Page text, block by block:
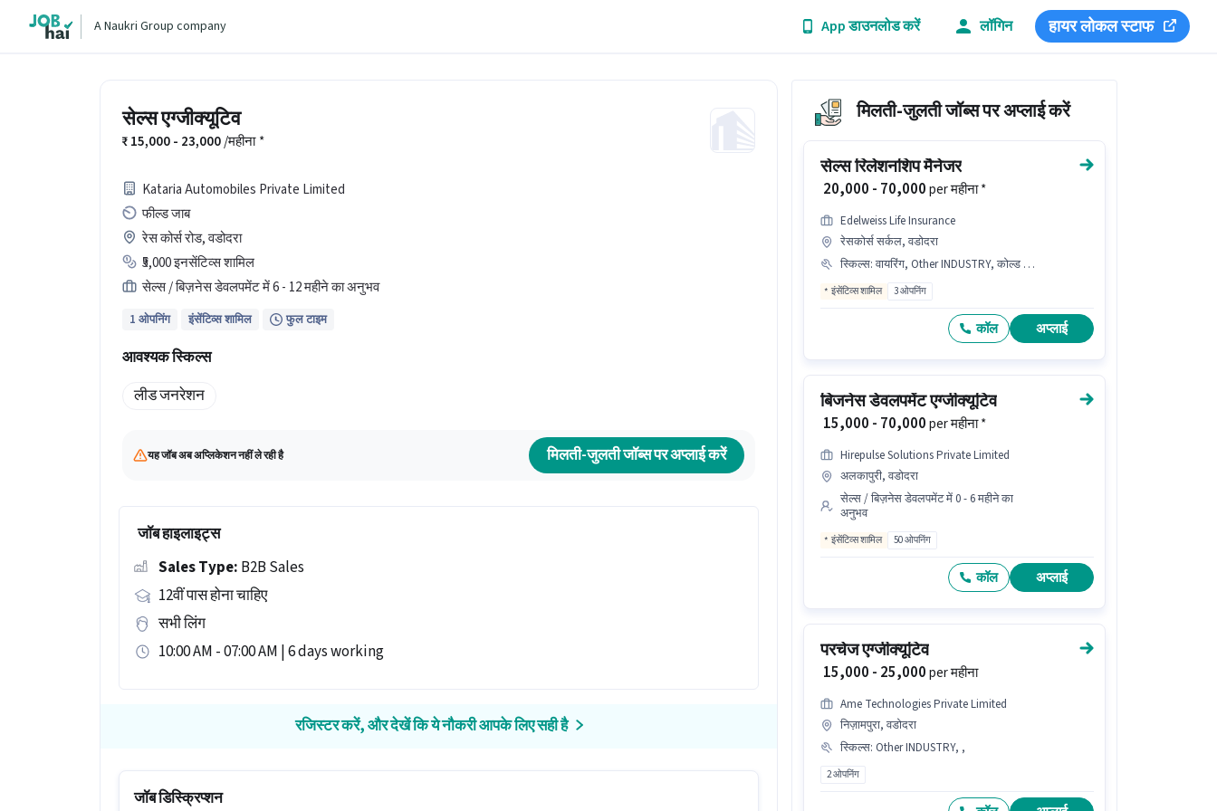
A Naukri Group company App डाउनलोड करें लॉगिन हायर लोकल स्टाफ
सेल्स एग्जीक्यूटिव
15,000 - 23,000/महीना *
Kataria Automobiles Private Limited
फील्ड जाब
रेस कोर्स रोड, वडोदरा
₹5,000 इनसेंटिव्स शामिल
सेल्स / बिज़नेस डेवलपमेंट में 6 - 12 महीने का अनुभव
1 ओपनिंग इंसेंटिव्स शामिल फुल टाइम
आवश्यक स्किल्स
लीड जनरेशन
यह जॉब अब अप्लिकेशन नहीं ले रही है मिलती-जुलती जॉब्स पर अप्लाई करें
जॉब हाइलाइट्स
Sales Type: B2B Sales
12वीं पास होना चाहिए
सभी लिंग
10:00 AM - 07:00 AM | 6 days working
रजिस्टर करें, और देखें कि ये नौकरी आपके लिए सही है
जॉब डिस्क्रिप्शन
मिलती-जुलती जॉब्स पर अप्लाई करें
सेल्स रिलेशनशिप मैनेजर
₹ 20,000 - 70,000per महीना *
Edelweiss Life Insurance
रेसकोर्स सर्कल, वडोदरा
स्किल्स:वायरिंग, Other INDUSTRY, कोल्ड कॉलिंग, ,
इंसेंटिव्स शामिल 3 ओपनिंग
कॉल अप्लाई
बिजनेस डेवलपमेंट एग्जीक्यूटिव
₹ 15,000 - 70,000per महीना *
Hirepulse Solutions Private Limited
अलकापुरी, वडोदरा
सेल्स / बिज़नेस डेवलपमेंट में 0 - 6 महीने का
अनुभव
इंसेंटिव्स शामिल 50 ओपनिंग
कॉल अप्लाई
परचेज एग्जीक्यूटिव
₹ 15,000 - 25,000per महीना
Ame Technologies Private Limited
निज़ामपुरा, वडोदरा
स्किल्स: Other INDUSTRY, ,
2 ओपनिंग